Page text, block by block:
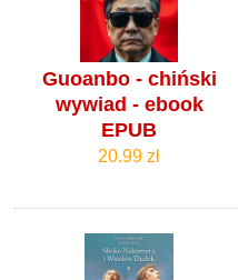
Guoanbo - chiński
wywiad - ebook
EPUB
20.99 zł